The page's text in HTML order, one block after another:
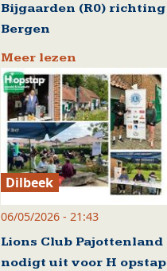
Bijgaarden (R0) richting
Bergen
Meer lezen
Dilbeek
06/05/2026 - 21:43
Lions Club Pajottenland
nodigt uit voor H opstap